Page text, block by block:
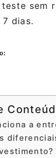
sem
dias.
a